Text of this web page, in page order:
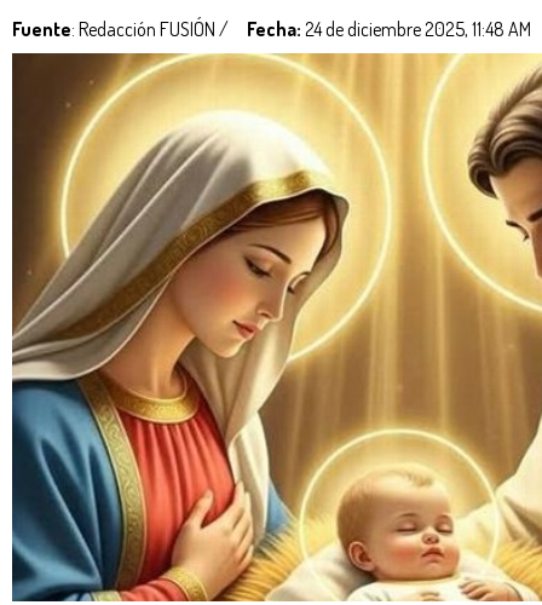
Fuente: Redacción FUSIÓN / Fecha: 24 de diciembre 2025, 11:48 AM